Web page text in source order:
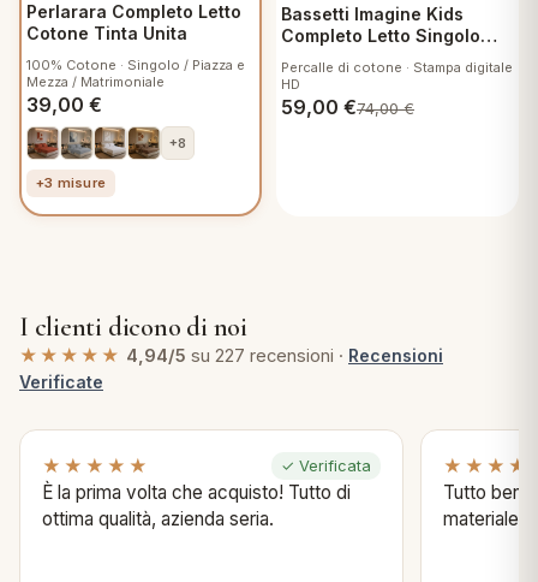
Perlarara Completo Letto
Cotone Tinta Unita
100% Cotone · Singolo / Piazza e
Mezza / Matrimoniale
39,00 €
+8
+3 misure
Bassetti Imagine Kids
Completo Letto Singolo
Percalle di cotone · Stampa digitale
HD
59,00 €74,00€
I clienti dicono di noi
★★★★★ 4,94/5 su 227 recensioni · Recensioni
Verificate
★★★★★ ✓ Verificata
È la prima volta che acquisto! Tutto di
ottima qualità, azienda seria.
Tutto bene
materiale .